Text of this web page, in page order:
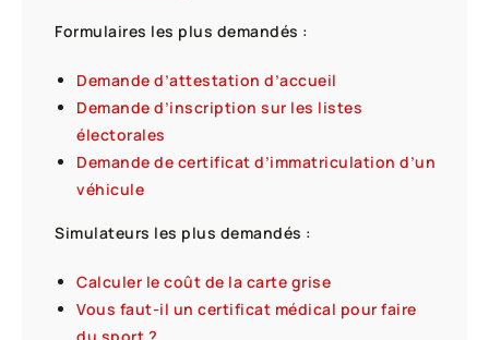
Formulaires les plus demandés :
Demande d’attestation d’accueil
Demande d’inscription sur les listes
électorales
Demande de certificat d’immatriculation d’un
véhicule
Simulateurs les plus demandés :
Calculer le coût de la carte grise
Vous faut-il un certificat médical pour faire